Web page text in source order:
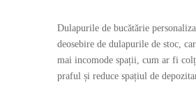
Dulapurile de bucătărie
deosebire de dulapurile de stoc,
mai incomode spații, cum ar fi
praful și reduce spațiul de